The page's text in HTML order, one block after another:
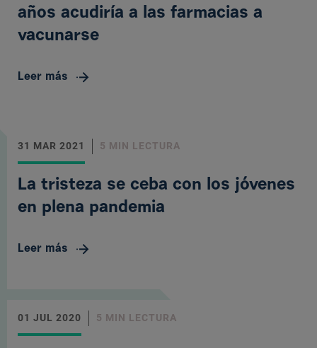
años acudiría a las farmacias a
vacunarse
Leer más
31 MAR 2021 5 MIN LECTURA
La tristeza se ceba con los jóvenes
en plena pandemia
Leer más
01 JUL 2020 5 MIN LECTURA